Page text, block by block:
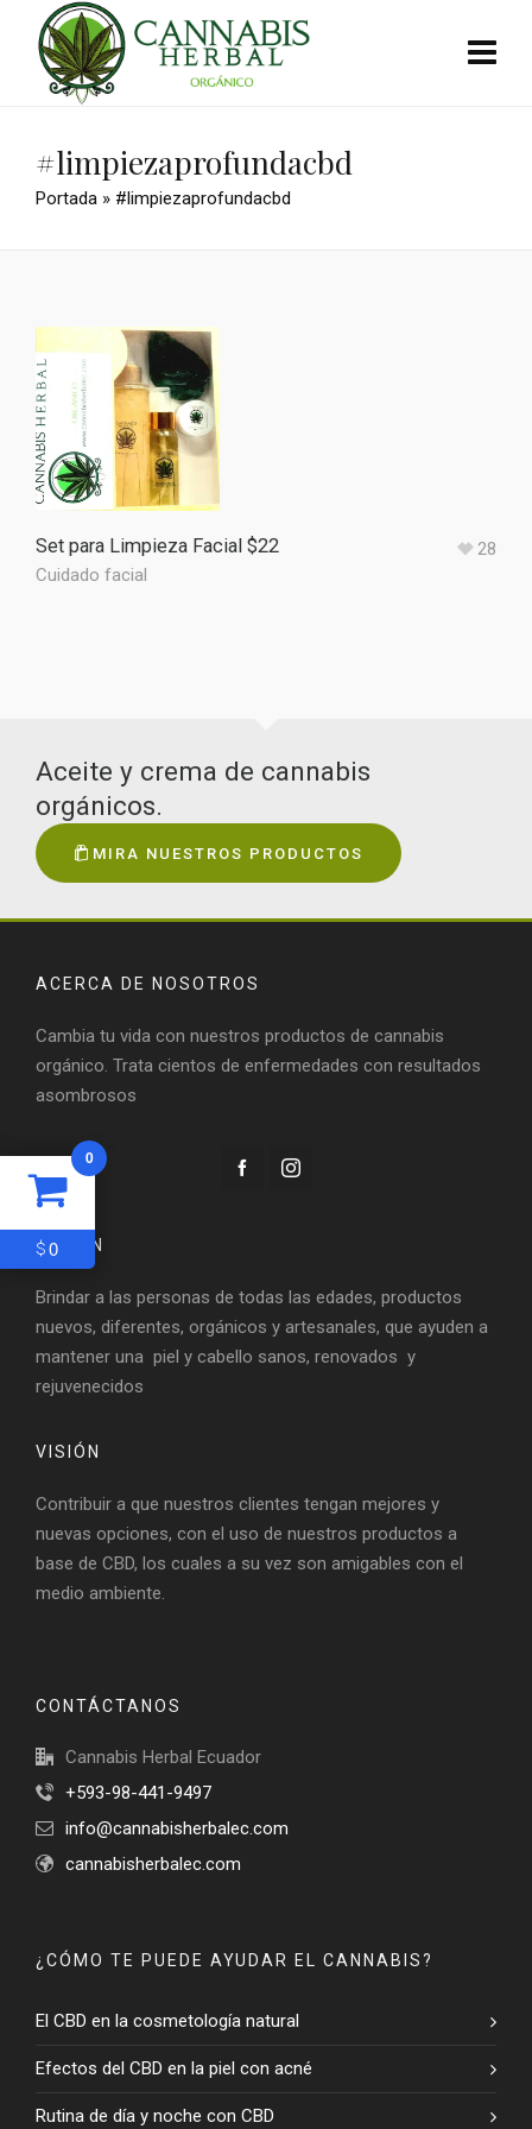
#limpiezaprofundacbd
Portada » #limpiezaprofundacbd
Set para Limpieza Facial $22
Cuidado facial
28
Aceite y crema de cannabis
orgánicos.
MIRA NUESTROS PRODUCTOS
ACERCA DE NOSOTROS
Cambia tu vida con nuestros productos de cannabis
orgánico. Trata cientos de enfermedades con resultados
asombrosos
MISIÓN
Brindar a las personas de todas las edades, productos
nuevos, diferentes, orgánicos y artesanales, que ayuden a
mantener una piel y cabello sanos, renovados y
rejuvenecidos
VISIÓN
Contribuir a que nuestros clientes tengan mejores y
nuevas opciones, con el uso de nuestros productos a
base de CBD, los cuales a su vez son amigables con el
medio ambiente.
CONTÁCTANOS
Cannabis Herbal Ecuador
+593-98-441-9497
info@cannabisherbalec.com
cannabisherbalec.com
¿CÓMO TE PUEDE AYUDAR EL CANNABIS?
El CBD en la cosmetología natural
Efectos del CBD en la piel con acné
Rutina de día y noche con CBD
0
$0